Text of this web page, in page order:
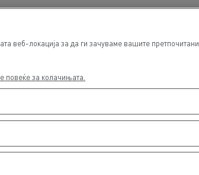
Light Commercial Vehicles
Distribution
веб-локација за да ги зачуваме вашите
повеќе за колачињата.